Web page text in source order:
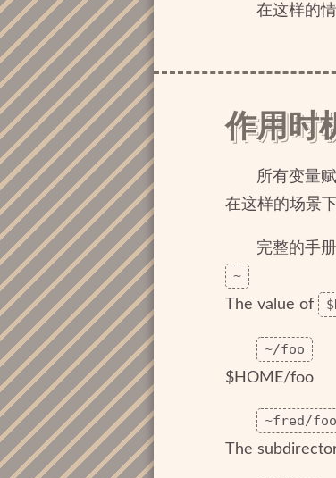
在这样的
作用时
所有变量
在这样的场景
完整的手
~
The value of
~/foo
$HOME/foo
~fred/foo
The